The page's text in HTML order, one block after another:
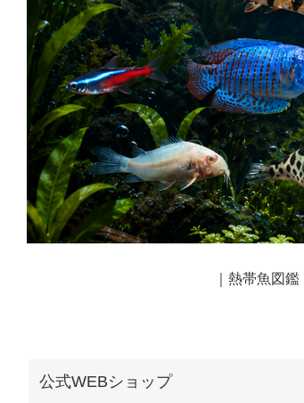
｜熱帯魚図鑑
公式WEBショップ